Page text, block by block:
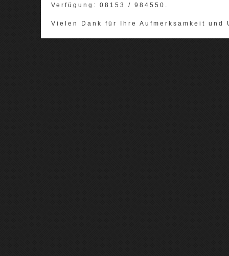
Verfügung: 08153 / 984550.
Vielen Dank für Ihre Aufmerksamkeit und